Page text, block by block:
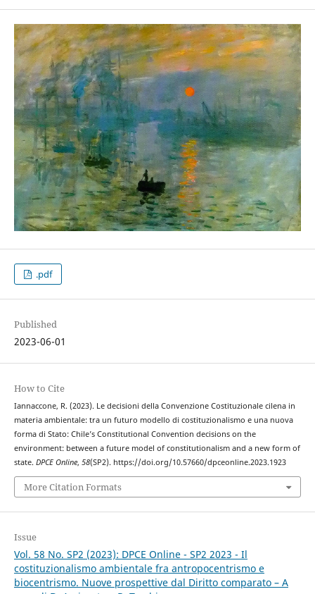
.pdf
Published
2023-06-01
How to Cite
Iannaccone, R. (2023). Le decisioni della Convenzione Costituzionale cilena in
materia ambientale: tra un futuro modello di costituzionalismo e una nuova
forma di Stato: Chile’s Constitutional Convention decisions on the
environment: between a future model of constitutionalism and a new form of
state. DPCE Online, 58(SP2). https://doi.org/10.57660/dpceonline.2023.1923
More Citation Formats
Issue
Vol. 58 No. SP2 (2023): DPCE Online - SP2 2023 - Il
costituzionalismo ambientale fra antropocentrismo e
biocentrismo. Nuove prospettive dal Diritto comparato – A